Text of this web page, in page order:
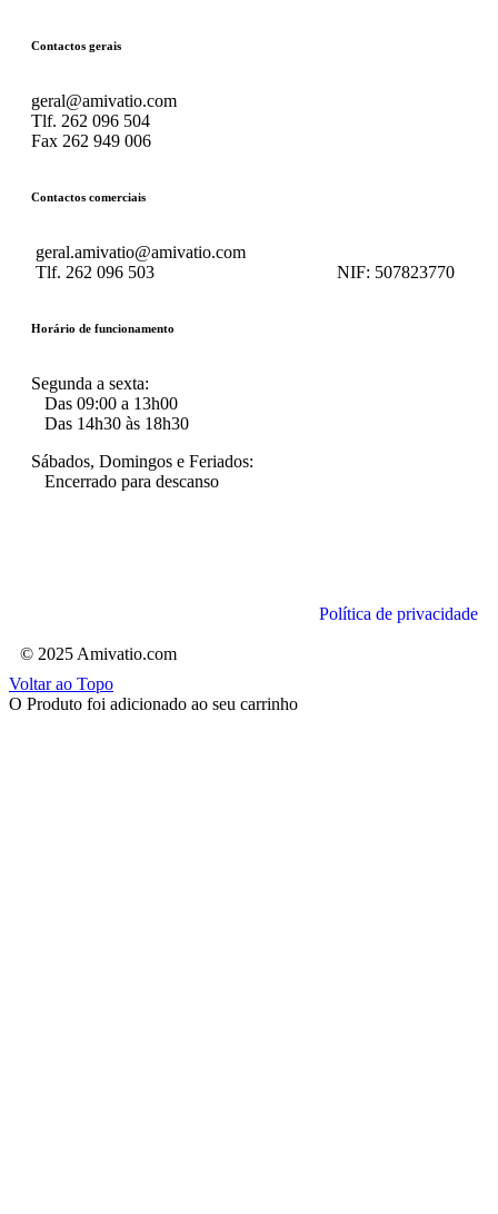
Contactos gerais
geral@amivatio.com
Tlf. 262 096 504
Fax 262 949 006
Contactos comerciais
geral.amivatio@amivatio.com
Tlf. 262 096 503 NIF: 507823770
Horário de funcionamento
Segunda a sexta:
Das 09:00 a 13h00
Das 14h30 às 18h30
Sábados, Domingos e Feriados:
Encerrado para descanso
Política de privacidade
© 2025 Amivatio.com
Voltar ao Topo
O Produto foi adicionado ao seu carrinho